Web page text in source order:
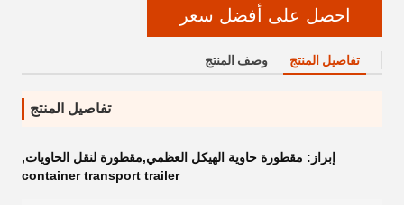
احصل على أفضل سعر
تفاصيل المنتج وصف المنتج
تفاصيل المنتج
إبراز: مقطورة حاوية الهيكل العظمي,مقطورة لنقل الحاويات,
container transport trailer